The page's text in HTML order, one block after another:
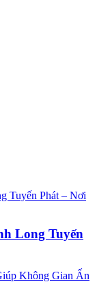
Long Tuyến